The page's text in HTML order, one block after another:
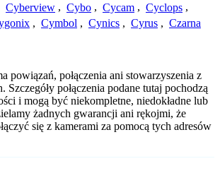
Cyberview , Cybo , Cycam , Cyclops ,
, Cymbol , Cynics , Cyrus , Czarna
powiązań, połączenia ani stowarzyszenia z
Szczegóły połączenia podane tutaj pochodzą
i mogą być niekompletne, niedokładne lub
żadnych gwarancji ani rękojmi, że
się z kamerami za pomocą tych adresów